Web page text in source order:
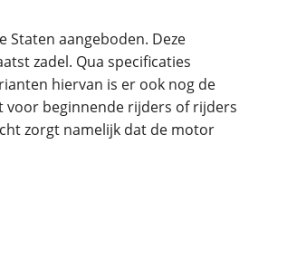
Staten aangeboden. Deze
zadel. Qua specificaties
hiervan is er ook nog de
voor beginnende rijders of rijders
zorgt namelijk dat de motor